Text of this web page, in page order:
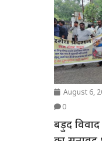
August 6,
0
बड़ुद